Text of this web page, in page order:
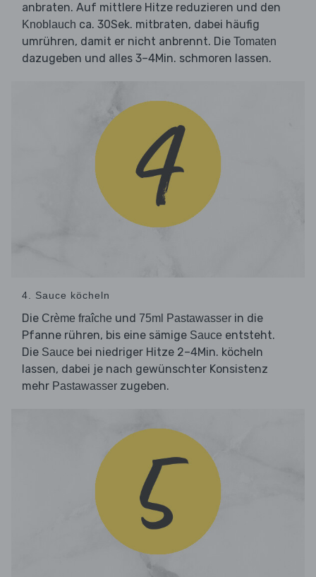
anbraten. Auf mittlere Hitze reduzieren und den
Knoblauch ca. 30Sek. mitbraten, dabei häufig
umrühren, damit er nicht anbrennt. Die Tomaten
dazugeben und alles 3–4Min. schmoren lassen.
4. Sauce köcheln
Die Crème fraîche und 75ml Pastawasser in die
Pfanne rühren, bis eine sämige Sauce entsteht.
Die Sauce bei niedriger Hitze 2–4Min. köcheln
lassen, dabei je nach gewünschter Konsistenz
mehr Pastawasser zugeben.